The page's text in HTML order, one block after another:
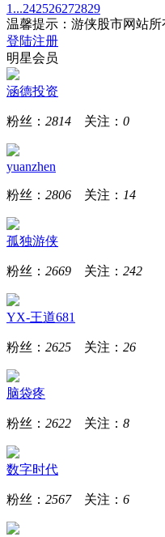
1...242526272829
温馨提示：游侠股市网站
登陆注册
明星会员
涵德投资
粉丝： 2814 关注： 0
yuanzhen
粉丝： 2806 关注： 14
孤独游侠
粉丝： 2669 关注： 242
YX-王道681
粉丝： 2625 关注： 26
脑袋疼
粉丝： 2622 关注： 8
数字时代
粉丝： 2567关注： 6